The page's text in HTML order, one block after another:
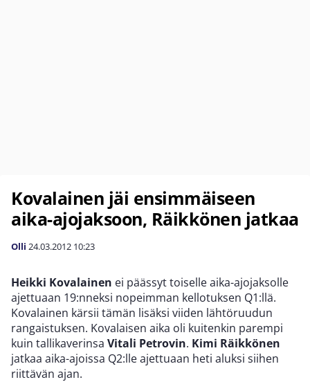
Kovalainen jäi ensimmäiseen
aika-ajojaksoon, Räikkönen jatkaa
Olli 24.03.2012 10:23
Heikki Kovalainen ei päässyt toiselle aika-ajojaksolle
ajettuaan 19:nneksi nopeimman kellotuksen Q1:llä.
Kovalainen kärsii tämän lisäksi viiden lähtöruudun
rangaistuksen. Kovalaisen aika oli kuitenkin parempi
kuin tallikaverinsa Vitali Petrovin. Kimi Räikkönen
jatkaa aika-ajoissa Q2:lle ajettuaan heti aluksi siihen
riittävän ajan.